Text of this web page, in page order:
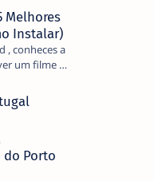
Melhores
Instalar)
, conheces a
um filme e
do Porto